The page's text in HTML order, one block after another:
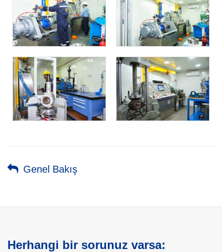
Genel Bakış
Herhangi bir sorunuz varsa: